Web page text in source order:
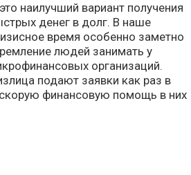
наилучший вариант получения
денег в долг. В наше
время особенно заметно
людей занимать у
организаций.
подают заявки как раз в
финансовую помощь в них